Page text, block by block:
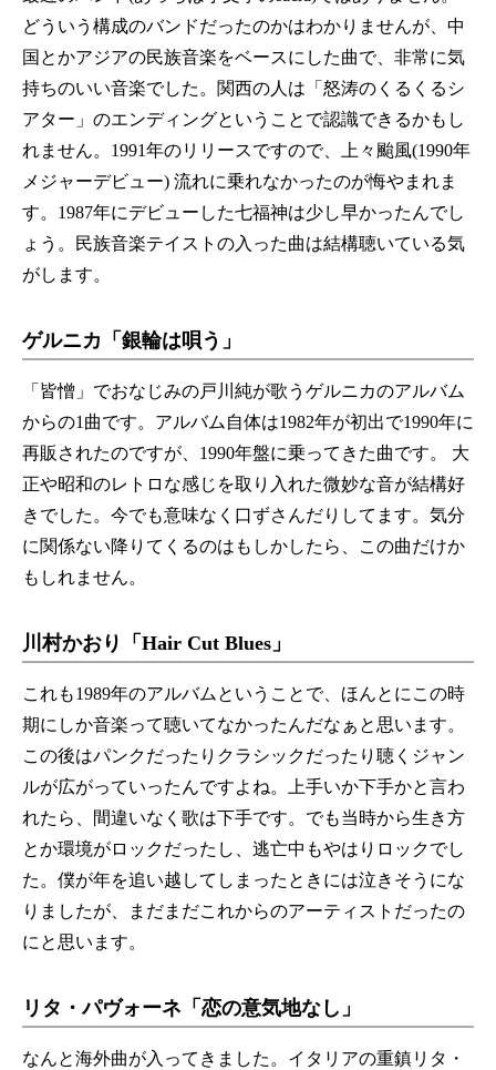
どういう構成のバンドだったのかはわかりませんが、中
国とかアジアの民族音楽をベースにした曲で、非常に気
持ちのいい音楽でした。関西の人は「怒涛のくるくるシ
アター」のエンディングということで認識できるかもし
れません。1991年のリリースですので、上々颱風(1990年
メジャーデビュー) 流れに乗れなかったのが悔やまれま
す。1987年にデビューした七福神は少し早かったんでし
ょう。民族音楽テイストの入った曲は結構聴いている気
がします。
ゲルニカ「銀輪は唄う」
「皆憎」でおなじみの戸川純が歌うゲルニカのアルバム
からの1曲です。アルバム自体は1982年が初出で1990年に
再販されたのですが、1990年盤に乗ってきた曲です。 大
正や昭和のレトロな感じを取り入れた微妙な音が結構好
きでした。今でも意味なく口ずさんだりしてます。気分
に関係ない降りてくるのはもしかしたら、この曲だけか
もしれません。
川村かおり「Hair Cut Blues」
これも1989年のアルバムということで、ほんとにこの時
期にしか音楽って聴いてなかったんだなぁと思います。
この後はパンクだったりクラシックだったり聴くジャン
ルが広がっていったんですよね。上手いか下手かと言わ
れたら、間違いなく歌は下手です。でも当時から生き方
とか環境がロックだったし、逃亡中もやはりロックでし
た。僕が年を追い越してしまったときには泣きそうにな
りましたが、まだまだこれからのアーティストだったの
にと思います。
リタ・パヴォーネ「恋の意気地なし」
なんと海外曲が入ってきました。イタリアの重鎮リタ・